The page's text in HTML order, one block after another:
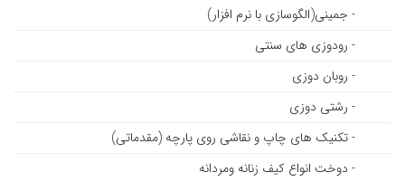
- جمینی(الگوسازی با نرم افزار)
- رودوزی های سنتی
- روبان دوزی
- رشتی دوزی
- تکنیک های چاپ و نقاشی روی پارچه (مقدماتی)
- دوخت انواع کیف زنانه ومردانه